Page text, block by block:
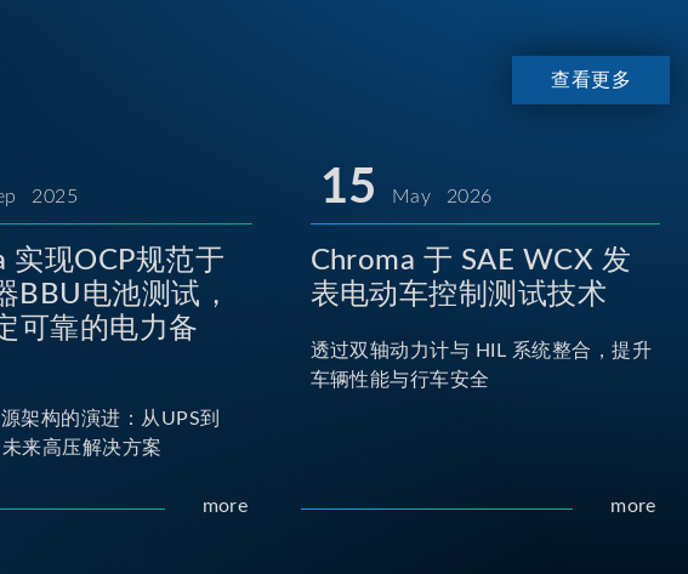
查看更多
2025
实现OCP规范于
BBU电池测试，
可靠的电力备
架构的演进：从UPS到
来高压解决方案
more
15 May 2026
Chroma 于 SAE WCX 发
表电动车控制测试技术
透过双轴动力计与 HIL 系统整合，提升
车辆性能与行车安全
more